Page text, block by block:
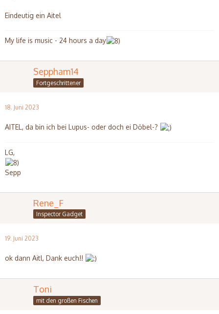
Eindeutig ein Aitel
My life is music - 24 hours a day
Seppham14
Fortgeschrittener
18. Juni 2023
AITEL, da bin ich bei Lupus- oder doch ei Döbel-?
LG,
Sepp
Rene_F
Inspector Gadget
19. Juni 2023
ok dann Aitl, Dank euch!!
Toni
mit den großen Fischen